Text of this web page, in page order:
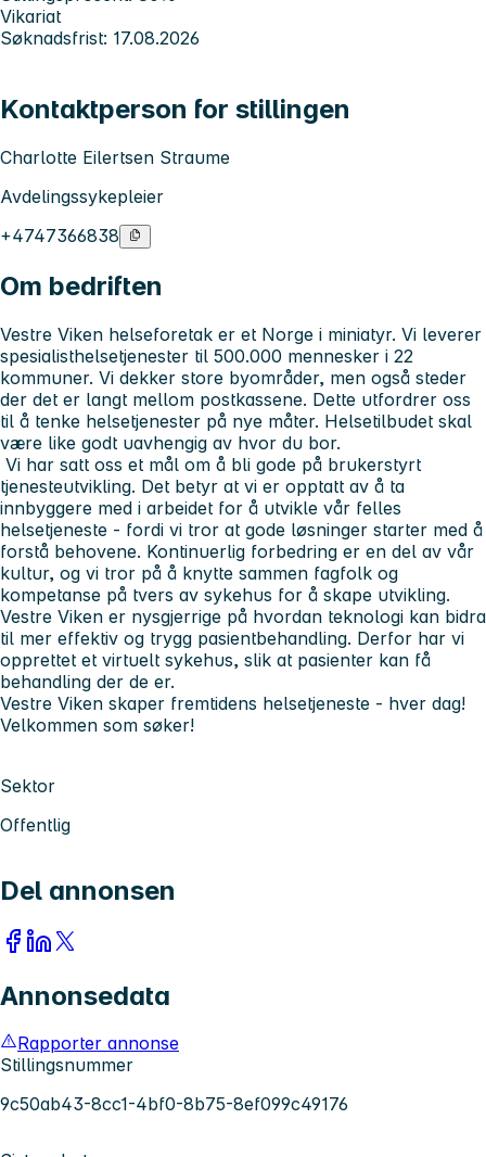
Vikariat
Søknadsfrist: 17.08.2026
Kontaktperson for stillingen
Charlotte Eilertsen Straume
Avdelingssykepleier
+4747366838
Om bedriften
Vestre Viken helseforetak er et Norge i miniatyr. Vi leverer
spesialisthelsetjenester til 500.000 mennesker i 22
kommuner. Vi dekker store byområder, men også steder
der det er langt mellom postkassene. Dette utfordrer oss
til å tenke helsetjenester på nye måter. Helsetilbudet skal
være like godt uavhengig av hvor du bor.
Vi har satt oss et mål om å bli gode på brukerstyrt
tjenesteutvikling. Det betyr at vi er opptatt av å ta
innbyggere med i arbeidet for å utvikle vår felles
helsetjeneste - fordi vi tror at gode løsninger starter med å
forstå behovene. Kontinuerlig forbedring er en del av vår
kultur, og vi tror på å knytte sammen fagfolk og
kompetanse på tvers av sykehus for å skape utvikling.
Vestre Viken er nysgjerrige på hvordan teknologi kan bidra
til mer effektiv og trygg pasientbehandling. Derfor har vi
opprettet et virtuelt sykehus, slik at pasienter kan få
behandling der de er.
Vestre Viken skaper fremtidens helsetjeneste - hver dag!
Velkommen som søker!
Sektor
Offentlig
Del annonsen
Annonsedata
Rapporter annonse
Stillingsnummer
9c50ab43-8cc1-4bf0-8b75-8ef099c49176